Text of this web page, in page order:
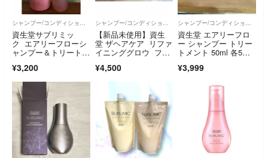
シャンプー/コンディショナーセット
資生堂サブリミッ
ク エアリーフローシ
ャンプー＆トリートメ
¥3,200
シャンプー/コンディショナーセット
【新品未使用】資生
堂 ザヘアケア リファ
イニンググロウ フル
¥4,500
シャンプー/コンディショナーセット
資生堂 エアリーフロ
ー シャンプー トリー
トメント 50ml 各5本
¥3,999